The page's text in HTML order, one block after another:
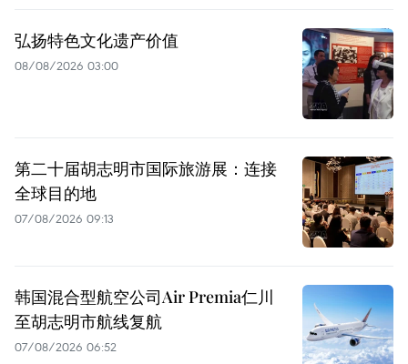
弘扬特色文化遗产价值
08/08/2026 03:00
第二十届胡志明市国际旅游展：连接
全球目的地
07/08/2026 09:13
韩国混合型航空公司Air Premia仁川
至胡志明市航线复航
07/08/2026 06:52